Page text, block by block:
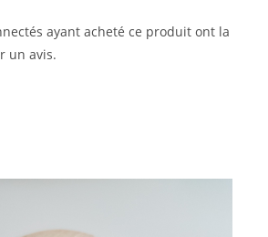
ayant acheté ce produit ont la
un avis.